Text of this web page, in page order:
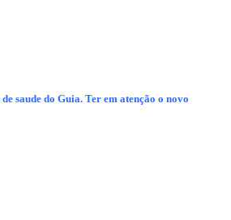
saude do Guia. Ter em atenção o novo